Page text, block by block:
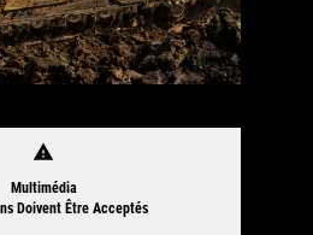
warning
Multimédia
Doivent Être Acceptés